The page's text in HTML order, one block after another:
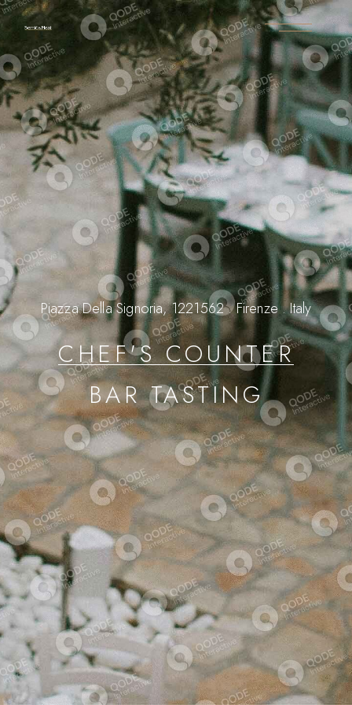
Piazza Della Signoria, 1221562 . Firenze . Italy
CHEF'S COUNTER
BAR TASTING